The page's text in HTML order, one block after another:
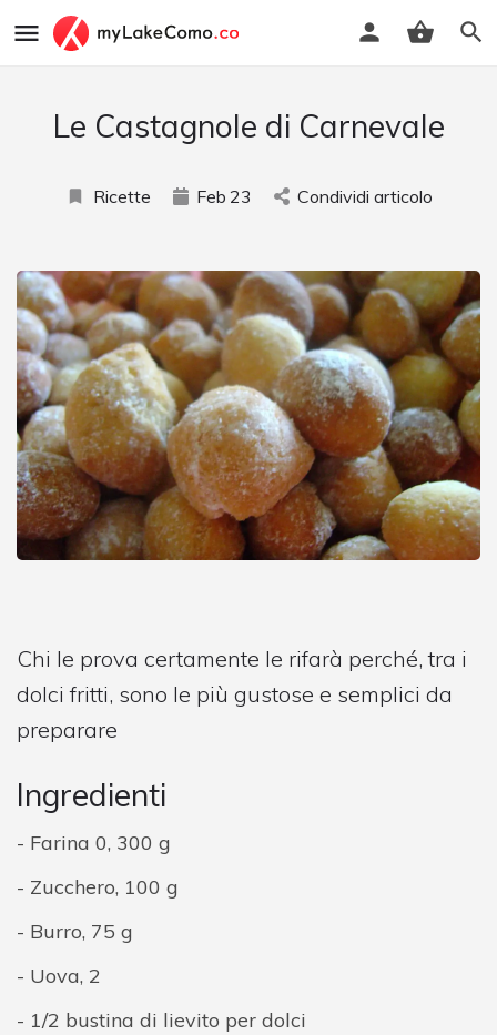
Le Castagnole di Carnevale
Ricette Feb 23 Condividi articolo
Chi le prova certamente le rifarà perché, tra i
dolci fritti, sono le più gustose e semplici da
preparare
Ingredienti
Farina 0, 300 g
Zucchero, 100 g
Burro, 75 g
Uova, 2
1/2 bustina di lievito per dolci